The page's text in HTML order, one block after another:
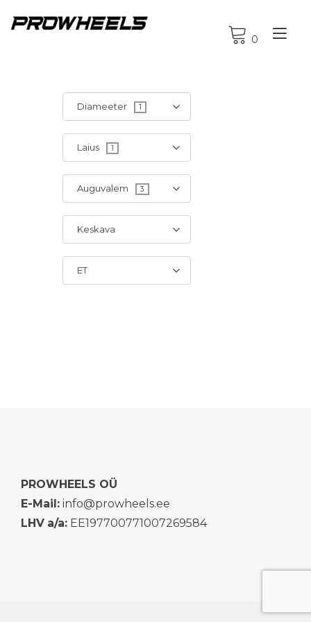
0
Diameeter 1
Laius 1
Auguvalem 3
Keskava
ET
PROWHEELS OÜ
E-Mail: info@prowheels.ee
LHV a/a: EE197700771007269584